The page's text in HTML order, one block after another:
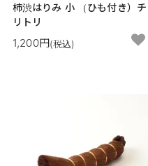
柿渋はりみ 小 （ひも付き）チ
リトリ
1,200円(税込)